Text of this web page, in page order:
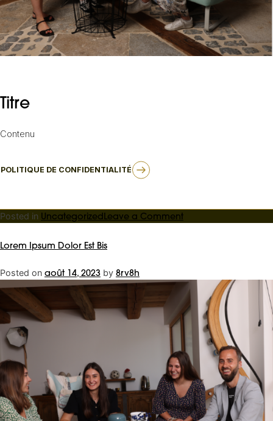
Titre
Contenu
POLITIQUE DE CONFIDENTIALITÉ
Posted in UncategorizedLeave a Commenton
Lorem Ipsum Dolor Est Bis
Posted on août 14, 2023 by 8rv8h